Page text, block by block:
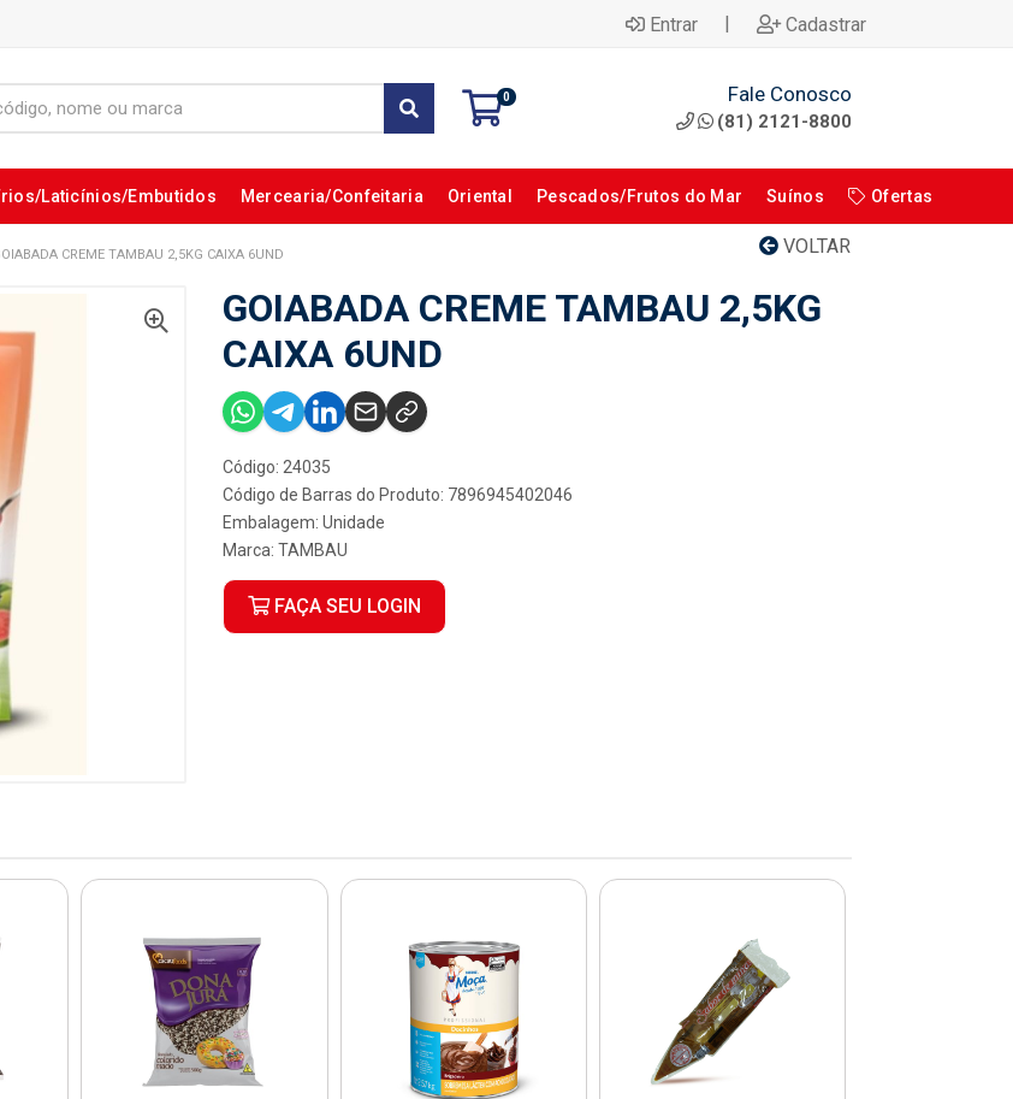
Entrar | Cadastrar
0 Fale Conosco
(81) 2121-8800
Laticínios/Embutidos Mercearia/Confeitaria Oriental Pescados/Frutos do Mar Suínos Ofertas
VOLTAR
CREME TAMBAU 2,5KG CAIXA 6UND
GOIABADA CREME TAMBAU 2,5KG
CAIXA 6UND
Código: 24035
Código de Barras do Produto: 7896945402046
Embalagem: Unidade
Marca: TAMBAU
FAÇA SEU LOGIN